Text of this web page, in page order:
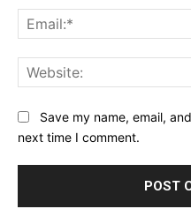
Save my name, email,
next time I comment.